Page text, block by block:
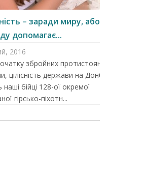
– заради миру, або як
допомагає...
2016
збройних протистоянь на
цілісність держави на Донбасі
бійці 128-ої окремої
гірсько-піхотн...